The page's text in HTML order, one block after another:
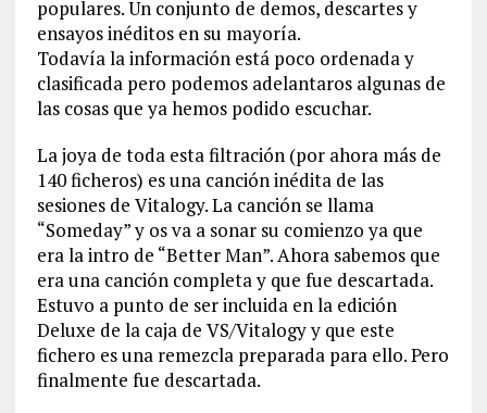
populares. Un conjunto de demos, descartes y
ensayos inéditos en su mayoría.
Todavía la información está poco ordenada y
clasificada pero podemos adelantaros algunas de
las cosas que ya hemos podido escuchar.
La joya de toda esta filtración (por ahora más de
140 ficheros) es una canción inédita de las
sesiones de Vitalogy. La canción se llama
“Someday” y os va a sonar su comienzo ya que
era la intro de “Better Man”. Ahora sabemos que
era una canción completa y que fue descartada.
Estuvo a punto de ser incluida en la edición
Deluxe de la caja de VS/Vitalogy y que este
fichero es una remezcla preparada para ello. Pero
finalmente fue descartada.